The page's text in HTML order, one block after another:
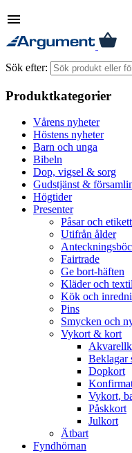
menu
Sök efter:
Produktkategorier
Vårens nyheter
Höstens nyheter
Barn och unga
Bibeln
Dop, vigsel & sorg
Gudstjänst &
Högtider
Presenter
Påsar och
Utifrån ålder
Fairtrade
Ge bort-häften
Kläder och
Kök och
Pins
Smycken och
Vykort & kort
Beklagar
Dopkort
Vykort,
Påskkort
Julkort
Ätbart
Fyndhörnan